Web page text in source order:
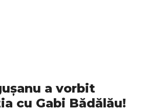
a vorbit
cu Gabi Bădălău!